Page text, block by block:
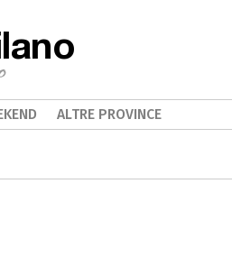
ALTRE PROVINCE